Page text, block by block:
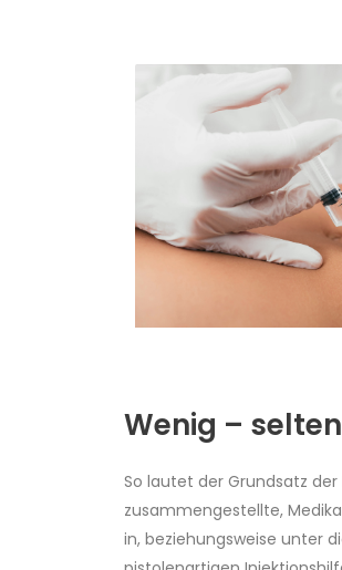
Wenig –
So lautet der Grundsatz
zusammengestellte,
in, beziehungsweise unter